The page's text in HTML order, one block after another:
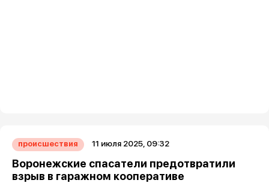
происшествия 11 июля 2025, 09:32
Воронежские спасатели предотвратили
взрыв в гаражном кооперативе